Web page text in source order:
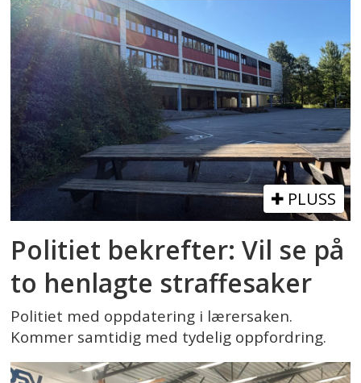
PLUSS
Politiet bekrefter: Vil se på
to henlagte straffesaker
Politiet med oppdatering i lærersaken.
Kommer samtidig med tydelig oppfordring.